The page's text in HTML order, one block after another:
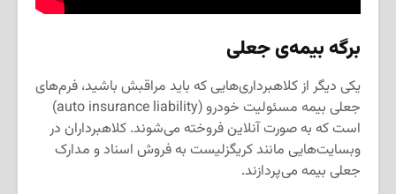
برگه بیمه‌ی جعلی
یکی دیگر از کلاهبرداری‌هایی که باید مراقبش باشید، فرم‌های
جعلی بیمه مسئولیت خودرو (auto insurance liability)
است که به صورت آنلاین فروخته می‌شوند. کلاهبرداران در
وبسایت‌هایی مانند کریگزلیست به فروش اسناد و مدارک
جعلی بیمه می‌پردازند.